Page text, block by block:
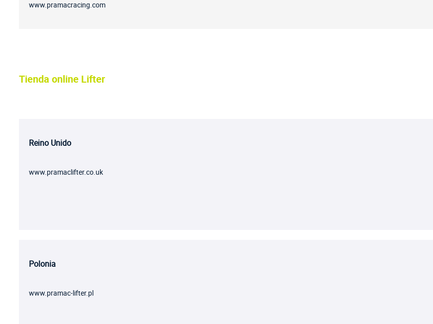
www.pramacracing.com
Tienda online Lifter
Reino Unido
www.pramaclifter.co.uk
Polonia
www.pramac-lifter.pl